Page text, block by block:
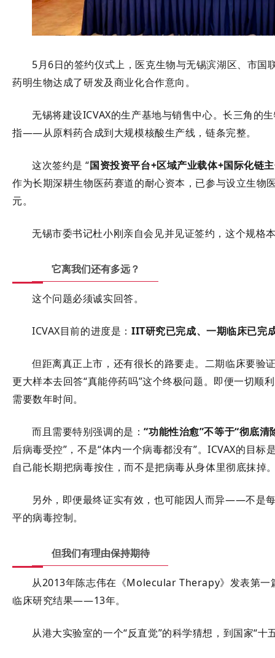
5月6日的签约仪式上，医克生物与无锡滨湖区、市国
药明生物达成了研发及商业化合作意向。
无锡将建设ICVAX的生产基地与销售中心。长三角的
指——从原料药合成到大规模核酸生产线，链条完整。
这次签约是“国资投资平台+区域产业载体+国际化链
作为长期深耕生物医药赛道的耐心资本，已参与设立生物
元。
无锡市委书记杜小刚亲自会见并见证签约 ，这个规格
它离我们还有多远？
这个问题必须诚实回答。
ICVAX目前的进度是： IIT研究已完成、一期临床已完
但距离真正上市，还有很长的路要走。二期临床要验
更大样本去回答“真能停药吗”这个终极问题。即便一切顺
需要数年时间。
而且需要特别强调的是：“功能性治愈”不等于“彻底清
后病毒受控”，不是“体内一个病毒都没有”。ICVAX的目标
自己能长期把病毒按住，而不是把病毒从身体里彻底抹掉
另外，即便最终证实有效，也可能因人而异——不是
平的病毒控制。
但我们有理由保持期待
从2013年陈志伟在《Molecular Therapy》发表第一
临床研究结果——13年。
从港大实验室的一个“反直觉”的科学猜想，到国家“十